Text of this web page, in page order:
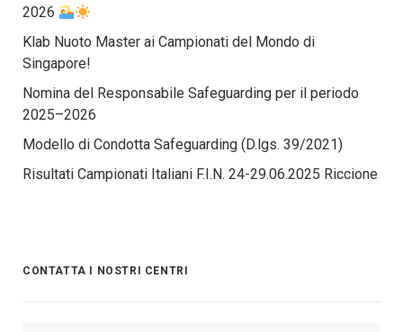
2026
Klab Nuoto Master ai Campionati del Mondo di
Singapore!
Nomina del Responsabile Safeguarding per il periodo
2025–2026
Modello di Condotta Safeguarding (D.lgs. 39/2021)
Risultati Campionati Italiani F.I.N. 24-29.06.2025 Riccione
CONTATTA I NOSTRI CENTRI